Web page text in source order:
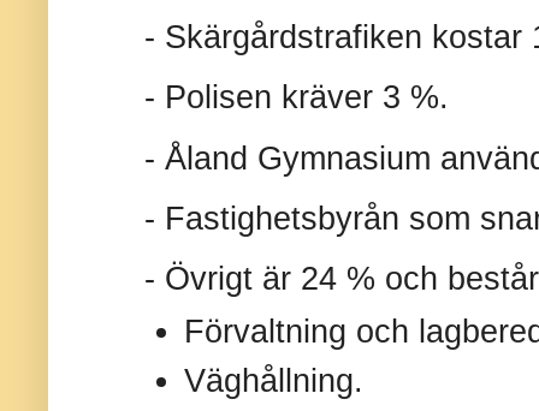
- Skärgårdstrafiken kostar
- Polisen kräver 3 %.
- Åland Gymnasium
- Fastighetsbyrån som
- Övrigt är 24 % och
Förvaltning och
Väghållning.